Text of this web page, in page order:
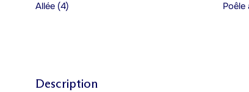
Allée (4)
Poêle
Description